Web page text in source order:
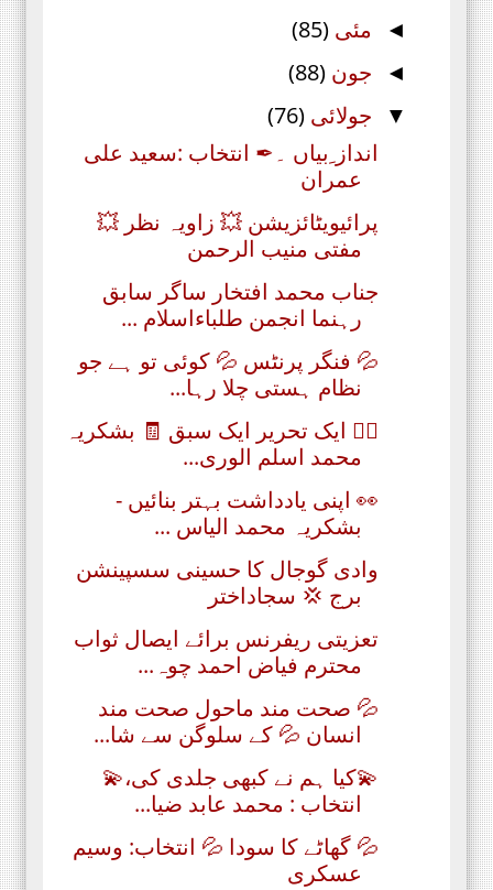
◄ مئی (85)
◄ جون (88)
▼ جولائی (76)
انداز ِبیاں ۔✒ انتخاب :سعید علی
عمران
پرائیویٹائزیشن 💥 زاویہ نظر 💥
مفتی منیب الرحمن
جناب محمد افتخار ساگر سابق
رہنما انجمن طلباءاسلام ...
💦 فنگر پرنٹس 💦 کوئی تو ہے جو
نظام ہستی چلا رہا...
✍🏻 ایک تحریر ایک سبق 🧾 بشکریہ
محمد اسلم الوری...
👀 اپنی یادداشت بہتر بنائیں -
بشکریہ محمد الیاس ...
وادی گوجال کا حسینی سسپینشن
برج 💢 سجاداختر
تعزیتی ریفرنس برائے ایصال ثواب
محترم فیاض احمد چوہ...
💦 صحت مند ماحول صحت مند
انسان 💦 کے سلوگن سے شا...
💫کیا ہم نے کبھی جلدی کی،💫
انتخاب : محمد عابد ضیا...
💦 گھاٹے کا سودا 💦 انتخاب: وسیم
عسکری